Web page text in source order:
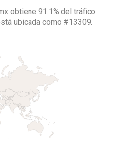
obtiene 91.1% del tráfico
ubicada como #13309.